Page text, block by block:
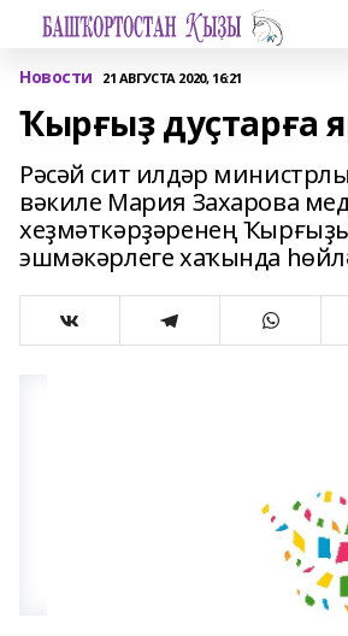
Новости 21 АВГУСТА 2020, 16:21
Ҡырғыҙ дуҫтарға
Рәсәй сит илдәр
вәкиле Мария Захарова
хеҙмәткәрҙәренең
эшмәкәрлеге хаҡында